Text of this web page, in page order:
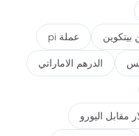
بيتكوين عملة pi
الدرهم الاماراتي
مقابل اليورو